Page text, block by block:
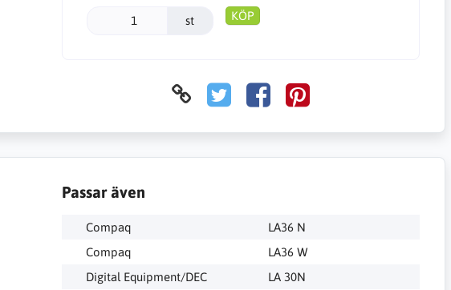
st KÖP
Passar även
Compaq
LA36 N
Compaq
LA36 W
Digital Equipment/DEC
LA 30N